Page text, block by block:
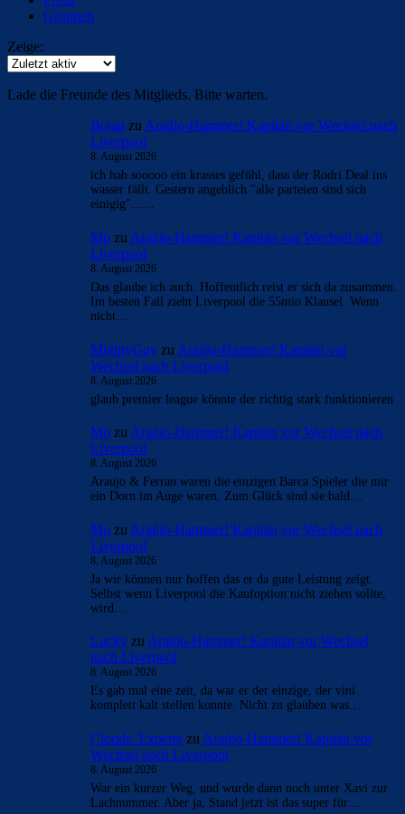
Gruppen
Zeige:
Lade die Freunde des Mitglieds. Bitte warten.
Bojan zu Araújo-Hammer! Kapitän vor Wechsel nach
Liverpool
8. August 2026
ich hab sooooo ein krasses gefühl, dass der Rodri Deal ins
wasser fällt. Gestern angeblich "alle parteien sind sich
einigig"...…
Mo zu Araújo-Hammer! Kapitän vor Wechsel nach
Liverpool
8. August 2026
Das glaube ich auch. Hoffentlich reist er sich da zusammen.
Im besten Fall zieht Liverpool die 55mio Klausel. Wenn
nicht…
MightyGuy zu Araújo-Hammer! Kapitän vor
Wechsel nach Liverpool
8. August 2026
glaub premier league könnte der richtig stark funktionieren
Mo zu Araújo-Hammer! Kapitän vor Wechsel nach
Liverpool
8. August 2026
Araujo & Ferran waren die einzigen Barca Spieler die mir
ein Dorn im Auge waren. Zum Glück sind sie bald…
Mo zu Araújo-Hammer! Kapitän vor Wechsel nach
Liverpool
8. August 2026
Ja wir können nur hoffen das er da gute Leistung zeigt.
Selbst wenn Liverpool die Kaufoption nicht ziehen sollte,
wird…
Lucky zu Araújo-Hammer! Kapitän vor Wechsel
nach Liverpool
8. August 2026
Es gab mal eine zeit, da war er der einzige, der vini
komplett kalt stellen konnte. Nicht zu glauben was…
Clouds: Experte zu Araújo-Hammer! Kapitän vor
Wechsel nach Liverpool
8. August 2026
War ein kurzer Weg, und wurde dann noch unter Xavi zur
Lachnummer. Aber ja, Stand jetzt ist das super für…